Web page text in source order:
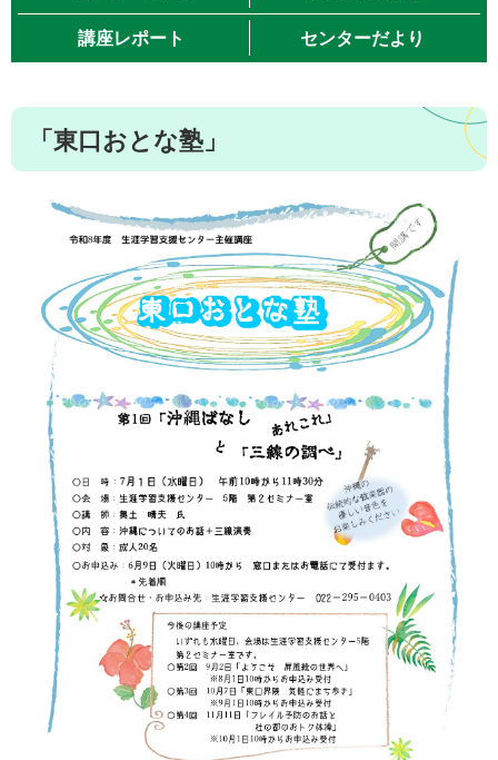
講座レポート センターだより
「東口おとな塾」